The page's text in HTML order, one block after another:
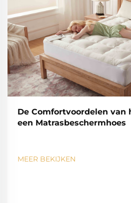
De Comfortvoordelen van
een Matrasbeschermhoes
MEER BEKIJKEN